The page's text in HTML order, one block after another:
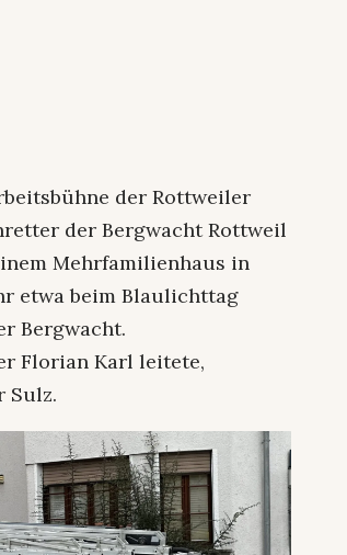
der Rottweiler
der Bergwacht Rottweil
Mehrfamilienhaus in
etwa beim Blaulichttag
Bergwacht.
Florian Karl leitete,
Sulz.